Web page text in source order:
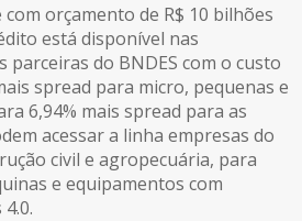
com orçamento de R$ 10 bilhões
está disponível nas
do BNDES com o custo
spread para micro, pequenas e
6,94% mais spread para as
acessar a linha empresas do
civil e agropecuária, para
e equipamentos com